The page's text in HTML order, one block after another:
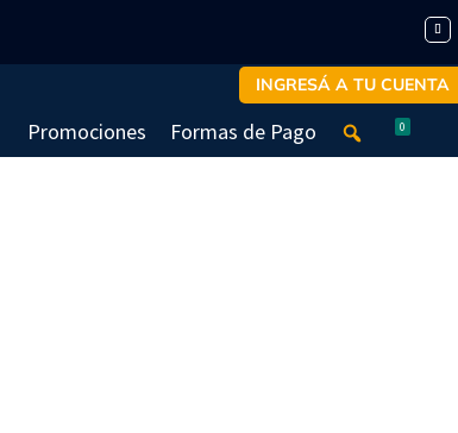
INGRESÁ A TU CUENTA
Promociones Formas de Pago 0